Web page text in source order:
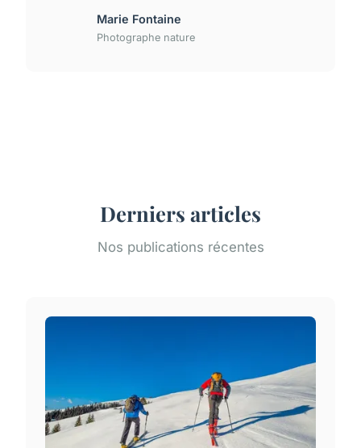
Marie Fontaine
Photographe nature
Derniers articles
Nos publications récentes